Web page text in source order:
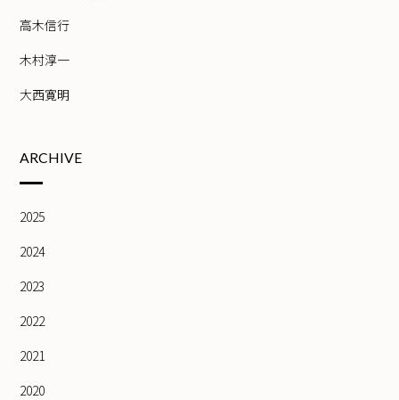
高木信行
木村淳一
大西寛明
ARCHIVE
2025
2024
2023
2022
2021
2020